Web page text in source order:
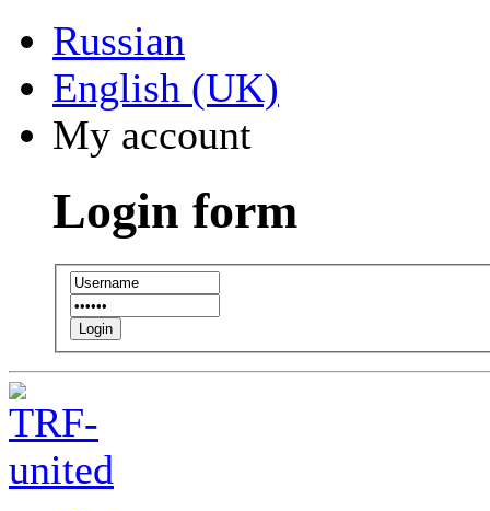
Russian
English (UK)
My account
Login form
Login